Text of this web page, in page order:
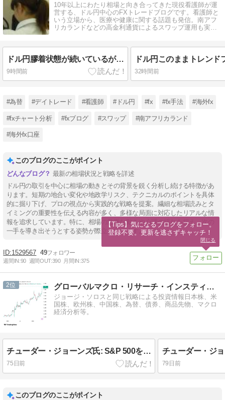
10年以上にわたり相場と向き合ってきた現役看護師が運
営する、ドル円中心のFXトレードブログです。看護師と
いう立場から、医療や健康に関する話題も発信。南アフ
リカランドなどの高金利通貨によるスワップ運用も実践
ドル円膠着状態が続いているが…
9時間前
ドル円このままトレンド
32時間前
#為替 #デイトレード #看護師 #ドル円 #fx #fx手法 #海外fx
#fxチャート分析 #fxブログ #スワップ #南アフリカランド
#海外fx口座
このブログのここがポイント
最新の相場状況と戦略を詳述
ドル円の取引を中心に相場の動きとその背景を鋭く分析し続ける特徴があ
ります。短期の地合い変化や地政学リスク、テクニカルのポイントを具体
的に掘り下げ、プロの視点から実践的な戦略を提案。繊細な相場読みとタ
イミングの重要性を伝える内容が多く、多様な局面に対応したリアルな情
報を追求しています。特に、相場の急激な動きや心理の揺れを捉え、次の
一手を導き出そうとする姿勢が際立っています。
1529567 49
週間IN:90 週間OUT:390 月間IN:375
2 グローバルマクロ・リサーチ・インスティテュート
ジョージ・ソロスと同じ戦略による投資情報日本株、米
国株、欧州株、中国株、為替、債券、商品先物、マクロ
経済分析等。
チューダー・ジョーンズ氏: S&P 500を今の株価水準で買うと10年後リターンはマイナスになる
75日前 79日前
このブログのここがポイント
【Tips】気になるブログをフォロー。
登録不要。更新を逃さずキャッチ！
閉じる